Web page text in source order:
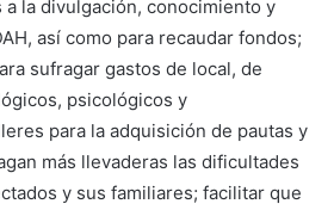
la divulgación, conocimiento y
así como para recaudar fondos;
sufragar gastos de local, de
psicológicos y
para la adquisición de pautas y
más llevaderas las dificultades
y sus familiares; facilitar que